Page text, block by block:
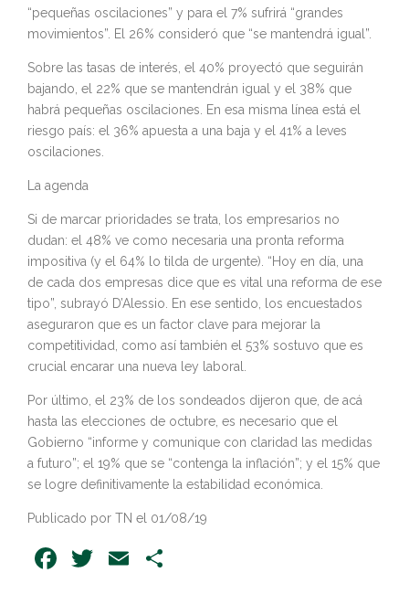
“pequeñas oscilaciones” y para el 7% sufrirá “grandes
movimientos”. El 26% consideró que “se mantendrá igual”.
Sobre las tasas de interés, el 40% proyectó que seguirán
bajando, el 22% que se mantendrán igual y el 38% que
habrá pequeñas oscilaciones. En esa misma línea está el
riesgo país: el 36% apuesta a una baja y el 41% a leves
oscilaciones.
La agenda
Si de marcar prioridades se trata, los empresarios no
dudan: el 48% ve como necesaria una pronta reforma
impositiva (y el 64% lo tilda de urgente). “Hoy en día, una
de cada dos empresas dice que es vital una reforma de ese
tipo”, subrayó D’Alessio. En ese sentido, los encuestados
aseguraron que es un factor clave para mejorar la
competitividad, como así también el 53% sostuvo que es
crucial encarar una nueva ley laboral.
Por último, el 23% de los sondeados dijeron que, de acá
hasta las elecciones de octubre, es necesario que el
Gobierno “informe y comunique con claridad las medidas
a futuro”; el 19% que se “contenga la inflación”; y el 15% que
se logre definitivamente la estabilidad económica.
Publicado por TN el 01/08/19
Facebook
Twitter
Email